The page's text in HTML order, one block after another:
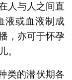
人与人之间直
液或血液制成
，亦可于怀孕
。
类的潜伏期各